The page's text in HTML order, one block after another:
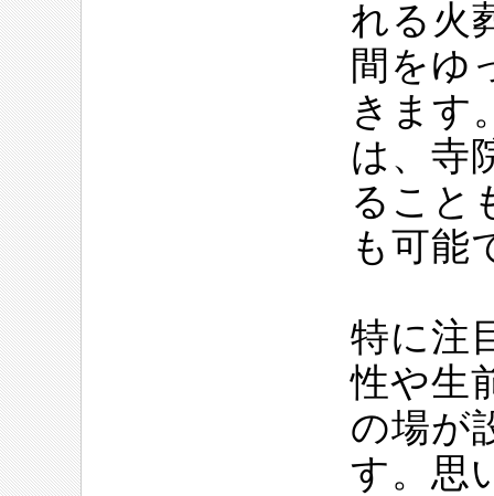
れる火
間をゆ
きます
は、寺
ること
も可能
特に注
性や生
の場が
す。思